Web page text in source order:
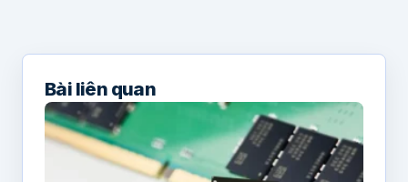
Bài liên quan